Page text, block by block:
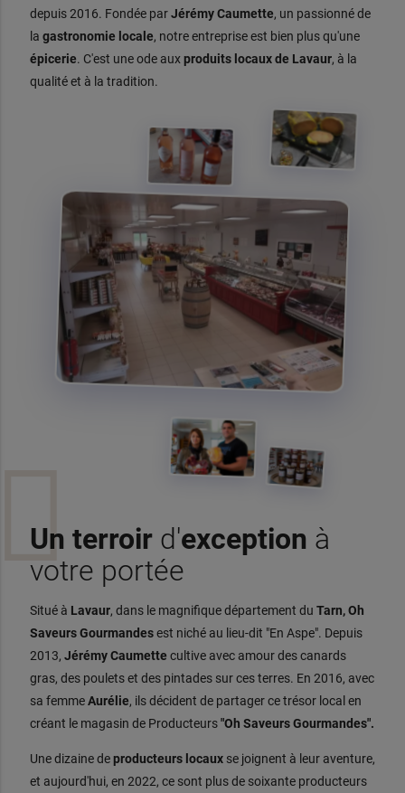
depuis 2016. Fondée parJérémy Caumette, un passionné de
la gastronomie locale, notre entreprise est bien plus qu'une
épicerie. C'est une ode auxproduits locaux de Lavaur, à la
qualité et à la tradition.
Un terroird'exception à
votre portée
Situé à Lavaur, dans le magnifique département du Tarn,Oh
Saveurs Gourmandesest niché au lieu-dit "En Aspe". Depuis
2013, Jérémy Caumette cultive avec amour des canards
gras, des poulets et des pintades sur ces terres. En 2016, avec
sa femmeAurélie, ils décident de partager ce trésor local en
créant le magasin de Producteurs"Oh Saveurs Gourmandes".
Une dizaine deproducteurs locauxse joignent à leur aventure,
et aujourd'hui, en 2022, ce sont plus de soixante producteurs